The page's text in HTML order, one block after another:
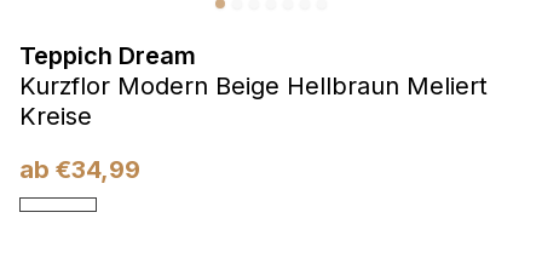
Teppich Dream
Kurzflor Modern Beige Hellbraun Meliert
Kreise
ab €34,99
Marketing
Marketing-Cookies werden verwendet, um Benutzer über
Websites hinweg zu verfolgen. Das Ziel ist es, Anzeigen
ansprechend sind und somit wertvoller für Herausgeber und
Werbetreibende Dritter sind.